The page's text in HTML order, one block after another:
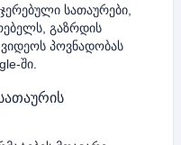
სათაურები,
გაზრდის
პოვნადობას
ში.